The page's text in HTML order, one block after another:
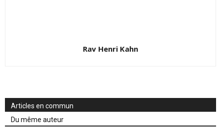
Rav Henri Kahn
Articles en commun
Du même auteur